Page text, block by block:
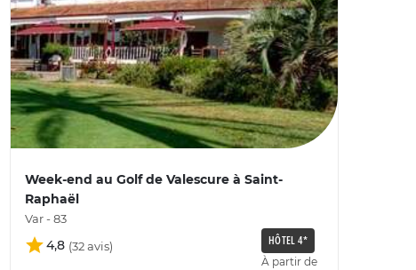
Week-end au Golf de Valescure à Saint-
Raphaël
Var - 83
4,8 HÔTEL 4*
À partir de